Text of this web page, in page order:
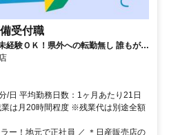
受付職
経験ＯＫ！県外への転勤無し 誰もが知
/日 平均勤務日数：1ヶ月あたり21日
は月20時間程度 ※残業代は別途全額
ー！地元で正社員 ／ ＊日産販売店の